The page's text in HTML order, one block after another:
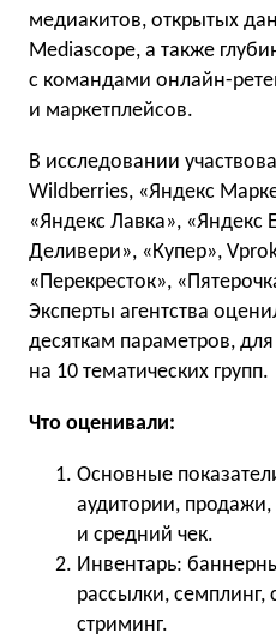
медиакитов, открытых
Mediascope, а также
с командами онлайн-
и маркетплейсов.
В исследовании
Wildberries, «Яндекс
«Яндекс Лавка», «Яндекс
Деливери», «Купер»,
«Перекресток»,
Эксперты агентства
десяткам параметров,
на 10 тематических групп.
Что оценивали:
Основные
аудитории, продажи,
и средний чек.
Инвентарь:
рассылки, семплинг,
стриминг.